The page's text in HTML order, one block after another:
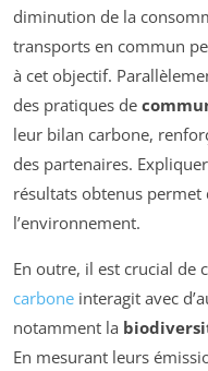
diminution de la
transports en commun
à cet objectif.
des pratiques de
leur bilan carbone,
des partenaires.
résultats obtenus
l’environnement.
En outre, il est crucial de
carbone interagit avec
notamment la
En mesurant leurs